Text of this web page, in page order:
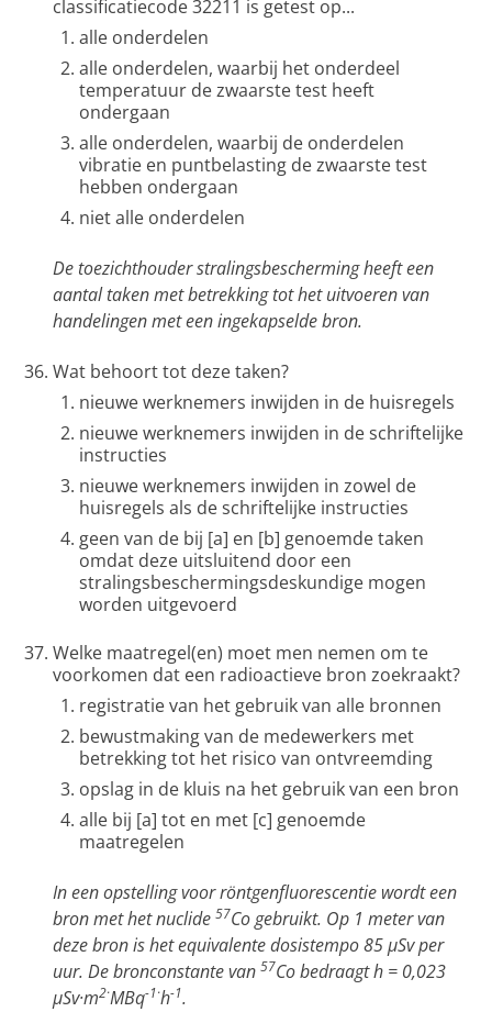
classificatiecode 32211 is getest op...
alle onderdelen
alle onderdelen, waarbij het onderdeel
temperatuur de zwaarste test heeft
ondergaan
alle onderdelen, waarbij de onderdelen
vibratie en puntbelasting de zwaarste test
hebben ondergaan
niet alle onderdelen
De toezichthouder stralingsbescherming heeft een
aantal taken met betrekking tot het uitvoeren van
handelingen met een ingekapselde bron.
Wat behoort tot deze taken?
nieuwe werknemers inwijden in de huisregels
nieuwe werknemers inwijden in de schriftelijke
instructies
nieuwe werknemers inwijden in zowel de
huisregels als de schriftelijke instructies
geen van de bij [a] en [b] genoemde taken
omdat deze uitsluitend door een
stralingsbeschermingsdeskundige mogen
worden uitgevoerd
Welke maatregel(en) moet men nemen om te
voorkomen dat een radioactieve bron zoekraakt?
registratie van het gebruik van alle bronnen
bewustmaking van de medewerkers met
betrekking tot het risico van ontvreemding
opslag in de kluis na het gebruik van een bron
alle bij [a] tot en met [c] genoemde
maatregelen
In een opstelling voor röntgenfluorescentie wordt een
bron met het nuclide 57Co gebruikt. Op 1 meter van
deze bron is het equivalente dosistempo 85 μSv per
uur. De bronconstante van 57Co bedraagt h = 0,023
μSv·m2·MBq-1·h-1.